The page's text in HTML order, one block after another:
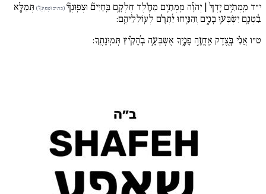
י״ד מִֽמְתִ֥ים יָֽדְךָ֨ | יְהֹוָ֡ה מִֽמְתִ֥ים מֵחֶ֗לֶד חֶלְקָ֥ם בַּֽחַיִּים֘ וּצְפֽוּנְךָ֘ (כתיב וּצְפֽיּנְךָ֘) תְּמַלֵּ֪א
בִ֫טְנָ֥ם יִשְׂבְּע֥וּ בָנִ֑ים וְהִנִּ֥יחוּ יִ֜תְרָ֗ם לְעֽוֹלְלֵיהֶֽם:
ט״ו אֲנִ֗י בְּ֖צֶדֶק אֶֽחֱזֶ֣ה פָנֶ֑יךָ אֶשְׂבְּעָ֥ה בְ֜הָקִ֗יץ תְּמֽוּנָתֶֽךָ: